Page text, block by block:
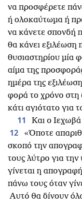
να προσφέρετε
ή ολοκαύτωμα ή
να κάνετε σπονδή
θα κάνει
θυσιαστηρίου μία
αίμα της
ημέρα της
φορά το χρόνο στη
κάτι αγιότατο για
11 Και ο
12
«Όποτε
σκοπό την
τους λύτρο για
γίνεται η
πάνω τους όταν
Αυτό θα δίνουν